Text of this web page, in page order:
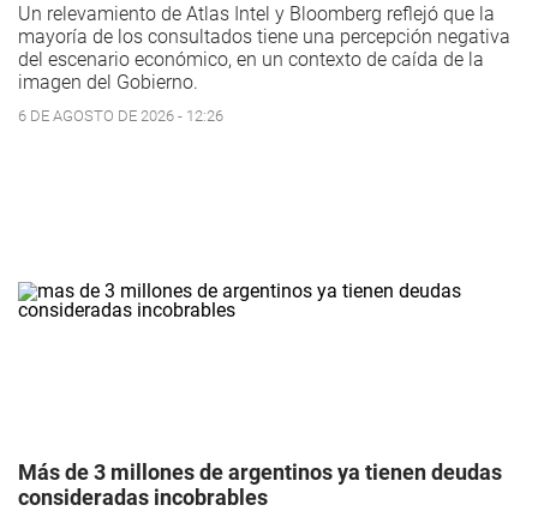
Un relevamiento de Atlas Intel y Bloomberg reflejó que la
mayoría de los consultados tiene una percepción negativa
del escenario económico, en un contexto de caída de la
imagen del Gobierno.
6 DE AGOSTO DE 2026 - 12:26
Más de 3 millones de argentinos ya tienen deudas
consideradas incobrables